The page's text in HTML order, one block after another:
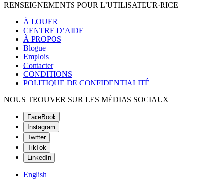
RENSEIGNEMENTS POUR L’UTILISATEUR·RICE
À LOUER
CENTRE D’AIDE
À PROPOS
Blogue
Emplois
Contacter
CONDITIONS
POLITIQUE DE CONFIDENTIALITÉ
NOUS TROUVER SUR LES MÉDIAS SOCIAUX
FaceBook
Instagram
Twitter
TikTok
LinkedIn
English